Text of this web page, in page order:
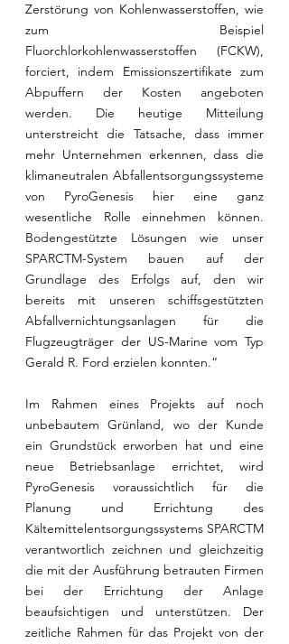
Zerstörung von Kohlenwasserstoffen, wie
zum Beispiel
Fluorchlorkohlenwasserstoffen (FCKW),
forciert, indem Emissionszertifikate zum
Abpuffern der Kosten angeboten
werden. Die heutige Mitteilung
unterstreicht die Tatsache, dass immer
mehr Unternehmen erkennen, dass die
klimaneutralen Abfallentsorgungssysteme
von PyroGenesis hier eine ganz
wesentliche Rolle einnehmen können.
Bodengestützte Lösungen wie unser
SPARCTM-System bauen auf der
Grundlage des Erfolgs auf, den wir
bereits mit unseren schiffsgestützten
Abfallvernichtungsanlagen für die
Flugzeugträger der US-Marine vom Typ
Gerald R. Ford erzielen konnten.“
Im Rahmen eines Projekts auf noch
unbebautem Grünland, wo der Kunde
ein Grundstück erworben hat und eine
neue Betriebsanlage errichtet, wird
PyroGenesis voraussichtlich für die
Planung und Errichtung des
Kältemittelentsorgungssystems SPARCTM
verantwortlich zeichnen und gleichzeitig
die mit der Ausführung betrauten Firmen
bei der Errichtung der Anlage
beaufsichtigen und unterstützen. Der
zeitliche Rahmen für das Projekt von der